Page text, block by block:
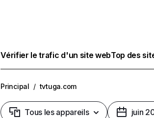
Vérifier le trafic d'un site webTop des
Principal / tvtuga.com
Tous les appareils juin